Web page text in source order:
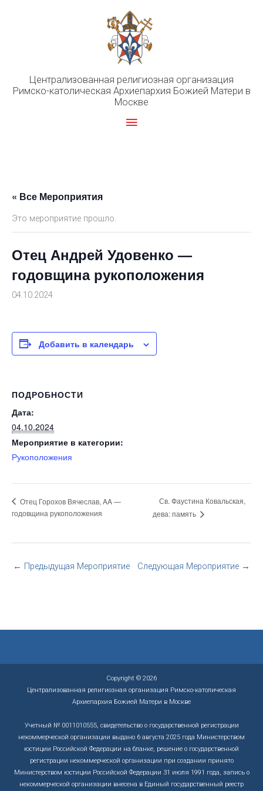
Централизованная религиозная организация
Римско-католическая Архиепархия Божией Матери в
Москве
Главное
« Все Мероприятия
Это мероприятие прошло.
Отец Андрей Удовенко —
годовщина рукоположения
04.10.2024
Добавить в календарь
ПОДРОБНОСТИ
Дата:
04.10.2024
Мероприятие в категории:
Рукоположения
Отец Горохов Вячеслав, AA —
годовщина рукоположения
Св. Фаустина Ковальская,
дева: память
← Предыдущая Мероприятие Следующая Мероприятие →
Copyright © 2026
Централизованная религиозная организация Римско-католическая
Архиепархия Божией Матери в Москве
Учетный № 0011010555, свидетельство о государственной регистрации
некоммерческой организации выдано 6 августа 2025 года Министерством
юстиции Российской Федерации на бланке, решение о государственной
регистрации некоммерческой организации при создании принято
Министерством юстиции Российской Федерации 31 июля 1991 года, запись о
некоммерческой организации внесена в Единый государственный реестр